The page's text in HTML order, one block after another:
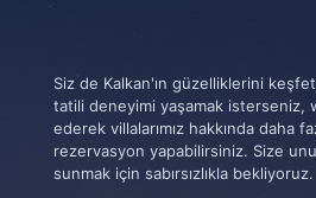
Siz de Kalkan'ın güzelliklerini
tatili deneyimi yaşamak isterseniz,
ederek villalarımız hakkında daha
rezervasyon yapabilirsiniz. Size
sunmak için sabırsızlıkla bekliyoruz.